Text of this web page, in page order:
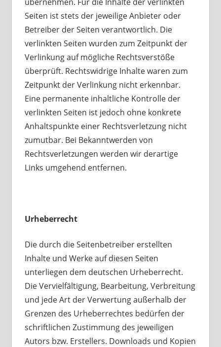
Seiten ist stets der jeweilige Anbieter oder
Betreiber der Seiten verantwortlich. Die
verlinkten Seiten wurden zum Zeitpunkt der
Verlinkung auf mögliche Rechtsverstöße
überprüft. Rechtswidrige Inhalte waren zum
Zeitpunkt der Verlinkung nicht erkennbar.
Eine permanente inhaltliche Kontrolle der
verlinkten Seiten ist jedoch ohne konkrete
Anhaltspunkte einer Rechtsverletzung nicht
zumutbar. Bei Bekanntwerden von
Rechtsverletzungen werden wir derartige
Links umgehend entfernen.
Urheberrecht
Die durch die Seitenbetreiber erstellten
Inhalte und Werke auf diesen Seiten
unterliegen dem deutschen Urheberrecht.
Die Vervielfältigung, Bearbeitung, Verbreitung
und jede Art der Verwertung außerhalb der
Grenzen des Urheberrechtes bedürfen der
schriftlichen Zustimmung des jeweiligen
Autors bzw. Erstellers. Downloads und Kopien